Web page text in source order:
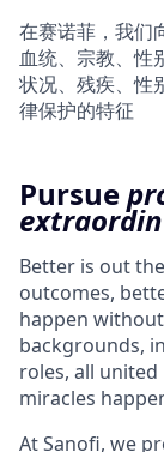
在赛诺菲，我们
血统、宗教、性
状况、残疾、性
律保护的特征
Pursue
Better is out
outcomes,
happen
backgrounds,
roles, all
miracles
At Sanofi, we